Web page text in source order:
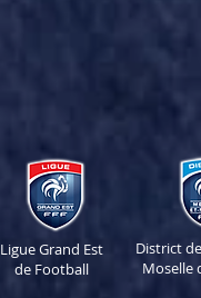
Ligue Grand Est
de Football
District
Moselle